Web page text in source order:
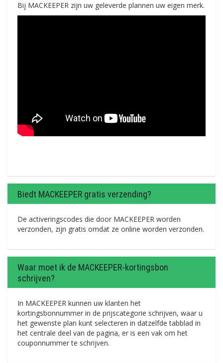
Bij MACKEEPER zijn uw geleverde plannen uw eigen merk.
Biedt MACKEEPER gratis verzending?
De activeringscodes die door MACKEEPER worden
verzonden, zijn gratis omdat ze online worden verzonden.
Waar moet ik de MACKEEPER-kortingsbon
schrijven?
In MACKEEPER kunnen uw klanten het
kortingsbonnummer in de prijscategorie schrijven, waar u
het gewenste plan kunt selecteren in datzelfde tabblad in
het centrale deel van de pagina, er is een vak om het
couponnummer te schrijven.